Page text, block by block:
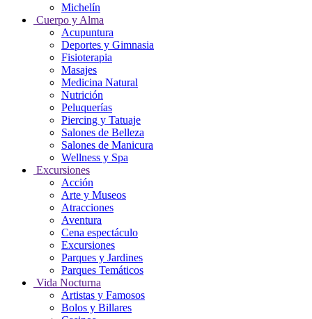
Michelín
Cuerpo y Alma
Acupuntura
Deportes y Gimnasia
Fisioterapia
Masajes
Medicina Natural
Nutrición
Peluquerías
Piercing y Tatuaje
Salones de Belleza
Salones de Manicura
Wellness y Spa
Excursiones
Acción
Arte y Museos
Atracciones
Aventura
Cena espectáculo
Excursiones
Parques y Jardines
Parques Temáticos
Vida Nocturna
Artistas y Famosos
Bolos y Billares